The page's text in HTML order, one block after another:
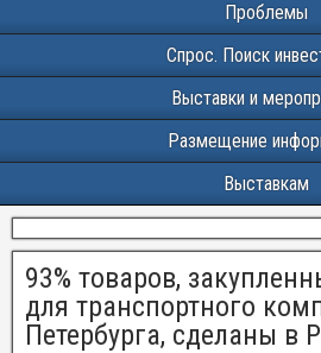
Проблемы
Спрос. Поиск
Выставки и
Размещение
Выставкам
93% товаров,
для транспортного
Петербурга, сделаны в